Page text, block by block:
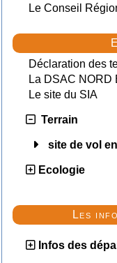
Le Conseil
Déclaration des
La DSAC NORD
Le site du SIA
Terrain
site de vol
Ecologie
Les
Infos des